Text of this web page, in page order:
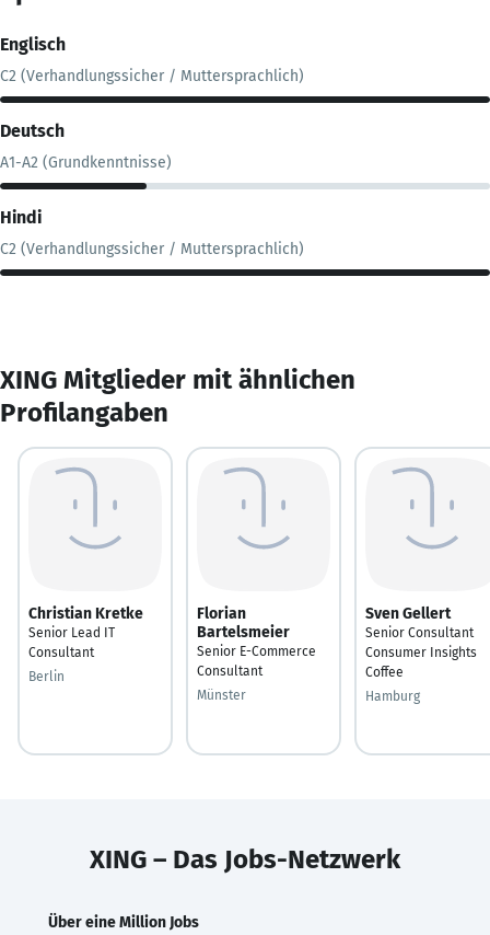
Englisch
C2 (Verhandlungssicher / Muttersprachlich)
Deutsch
A1-A2 (Grundkenntnisse)
Hindi
C2 (Verhandlungssicher / Muttersprachlich)
XING Mitglieder mit ähnlichen
Profilangaben
Christian Kretke
Senior Lead IT
Consultant
Berlin
Florian
Bartelsmeier
Senior E-Commerce
Consultant
Münster
Sven Gellert
Senior Consultant
Consumer Insights
Coffee
Hamburg
XING – Das Jobs-Netzwerk
Über eine Million Jobs